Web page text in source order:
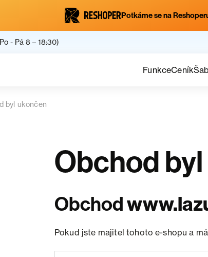
Potkáme se na
- Pá 8 – 18:30)
FunkceCeník
byl ukončen
Obchod
Obchod
Pokud jste majitel tohoto e-shopu a